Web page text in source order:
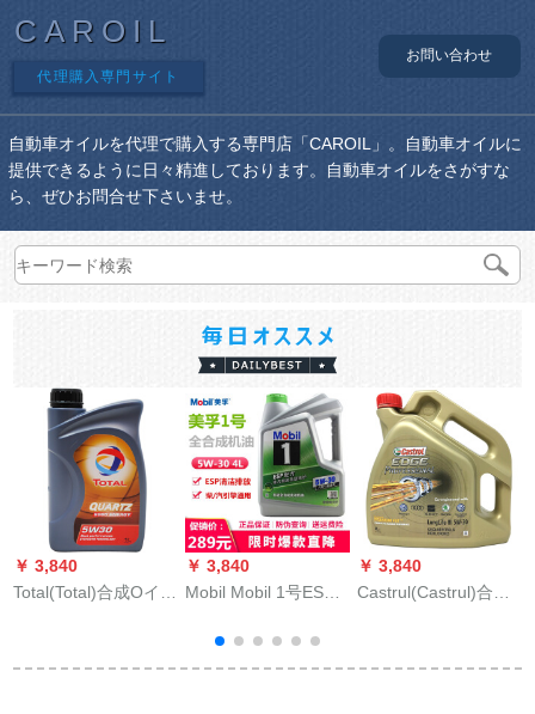
CAROIL
代理購入専門サイト
お問い合わせ
自動車オイルを代理で購入する専門店「CAROIL」。自動車オイルに
提供できるように日々精進しております。自動車オイルをさがすな
ら、ぜひお問合せ下さいませ。
￥ 3,840
Total(Total)合成Oイ極
装入力
￥ 3,840
Mobil Mobil 1号ESP
￥ 3,840
Castrul(Castrul)合成
III 5 W-30 C 3 L doイ